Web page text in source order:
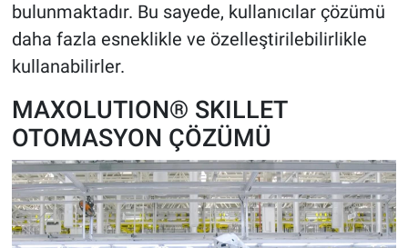
bulunmaktadır. Bu sayede, kullanıcılar çözümü
daha fazla esneklikle ve özelleştirilebilirlikle
kullanabilirler.
MAXOLUTION® SKILLET
OTOMASYON ÇÖZÜMÜ